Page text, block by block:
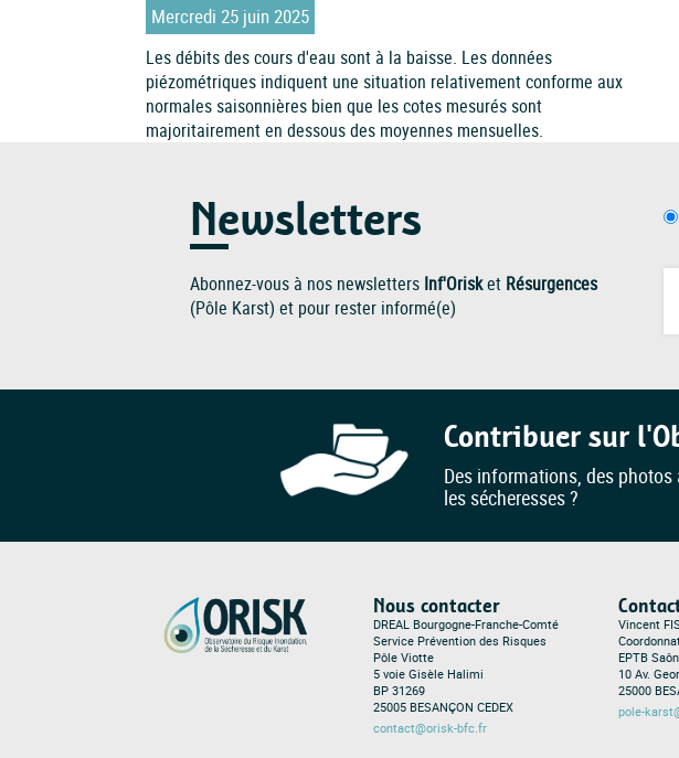
Mercredi 25 juin 2025
Les débits des cours d'eau sont à la baisse. Les données
piézométriques indiquent une situation relativement conforme aux
normales saisonnières bien que les cotes mesurés sont
majoritairement en dessous des moyennes mensuelles.
Newsletters
Abonnez-vous à nos newsletters Inf'Orisket Résurgences
(Pôle Karst) et pour rester informé(e)
Contribuer sur
Des informations, des
les sécheresses ?
Nous contacter
DREAL Bourgogne-Franche-Comté
Service Prévention des Risques
Pôle Viotte
5 voie Gisèle Halimi
BP 31269
25005 BESANÇON CEDEX
contact@orisk-bfc.fr
Vincent
EPTB
10 Av.
25000
pole-